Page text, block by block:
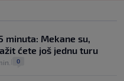
Kakva su prava
mjesta prebivališta?
minuta: Mekane su,
ćete još jednu turu
0